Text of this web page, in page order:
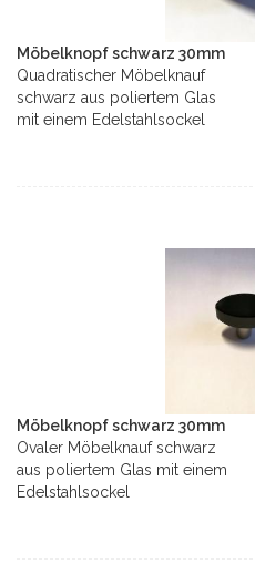
Möbelknopf schwarz 30mm
Quadratischer Möbelknauf
schwarz aus poliertem Glas
mit einem Edelstahlsockel
Möbelknopf schwarz 30mm
Ovaler Möbelknauf schwarz
aus poliertem Glas mit einem
Edelstahlsockel